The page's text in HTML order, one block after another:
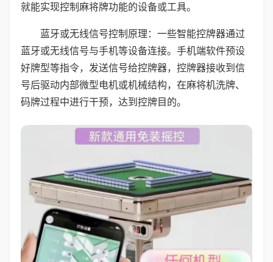
就能实现控制麻将牌功能的设备或工具。
蓝牙或无线信号控制原理：一些智能控牌器通过
蓝牙或无线信号与手机等设备连接。手机端软件预设
好牌型等指令，发送信号给控牌器，控牌器接收到信
号后驱动内部微型电机或机械结构，在麻将机洗牌、
码牌过程中进行干预，达到控牌目的。